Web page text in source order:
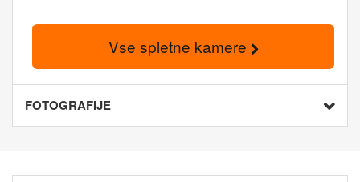
Vse spletne kamere
FOTOGRAFIJE